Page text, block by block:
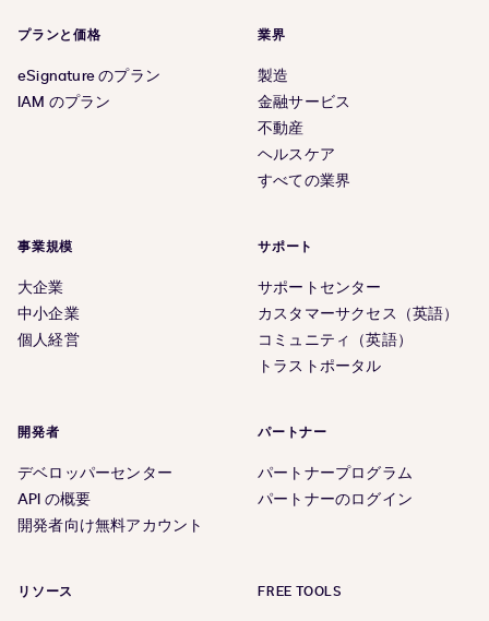
プランと価格
eSignature のプラン
IAM のプラン
業界
製造
金融サービス
不動産
ヘルスケア
すべての業界
事業規模
大企業
中小企業
個人経営
サポート
サポートセンター
カスタマーサクセス（英語）
コミュニティ（英語）
トラストポータル
開発者
デベロッパーセンター
API の概要
開発者向け無料アカウント
パートナー
パートナープログラム
パートナーのログイン
リソース FREE TOOLS